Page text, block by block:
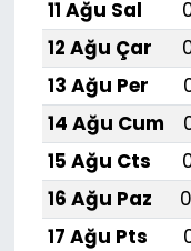
11 Ağu Sal
12 Ağu Çar
13 Ağu Per
14 Ağu Cum
15 Ağu Cts
16 Ağu Paz
17 Ağu Pts